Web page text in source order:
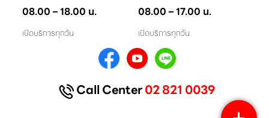
08.00 – 18.00 น.
เปิดบริการทุกวัน
08.00 – 17.00 น.
เปิดบริการทุกวัน
Call Center02 821 0039